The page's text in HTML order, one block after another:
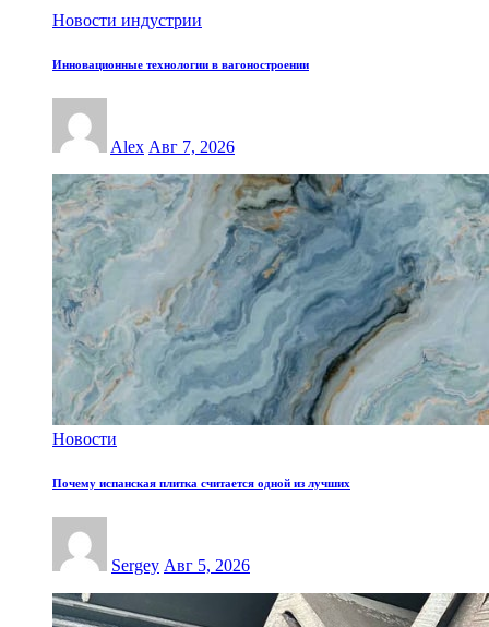
Новости индустрии
Инновационные технологии в вагоностроении
Alex Авг 7, 2026
Новости
Почему испанская плитка считается одной из лучших
Sergey Авг 5, 2026